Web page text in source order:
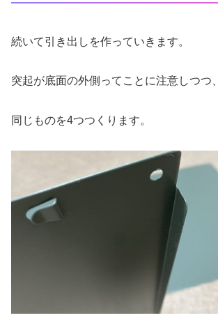
続いて引き出しを作っていきます。
突起が底面の外側ってことに注意しつつ、
同じものを4つつくります。